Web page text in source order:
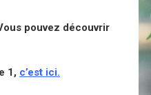
pouvez découvrir
1, c’est ici.